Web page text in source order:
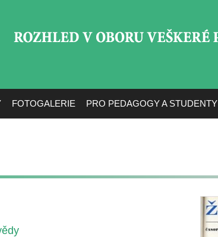
FOTOGALERIE PRO PEDAGOGY A STUDENTY